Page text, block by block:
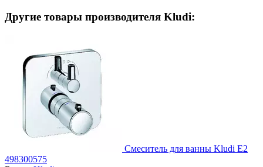
Другие товары производителя Kludi:
Смеситель для ванны Kludi E2
498300575